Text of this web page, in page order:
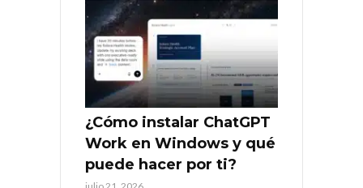
¿Cómo instalar ChatGPT
Work en Windows y qué
puede hacer por ti?